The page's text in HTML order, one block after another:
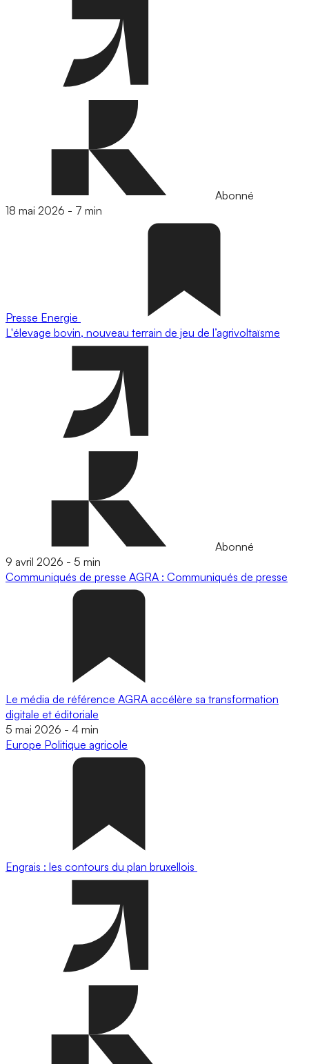
Abonné
18 mai 2026 - 7 min
Presse Energie
L'élevage bovin, nouveau terrain de jeu de l’agrivoltaïsme
Abonné
9 avril 2026 - 5 min
Communiqués de presse AGRA : Communiqués de presse
Le média de référence AGRA accélère sa transformation
digitale et éditoriale
5 mai 2026 - 4 min
Europe Politique agricole
Engrais : les contours du plan bruxellois